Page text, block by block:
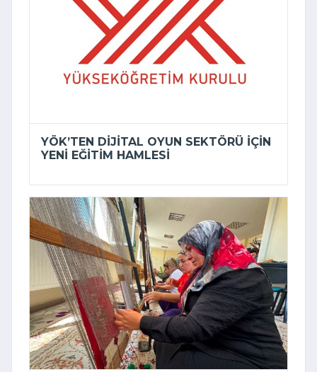
YÖK’TEN DIJITAL OYUN SEKTÖRÜ IÇIN
YENI EĞITIM HAMLESI